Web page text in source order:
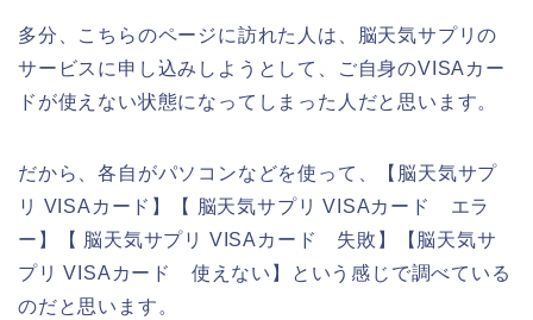
多分、こちらのページに訪れた人は、脳天気サプリの
サービスに申し込みしようとして、ご自身のVISAカー
ドが使えない状態になってしまった人だと思います。
だから、各自がパソコンなどを使って、【脳天気サプ
リ VISAカード】【 脳天気サプリ VISAカード エラ
ー】【 脳天気サプリ VISAカード 失敗】【脳天気サ
プリ VISAカード 使えない】という感じで調べている
のだと思います。